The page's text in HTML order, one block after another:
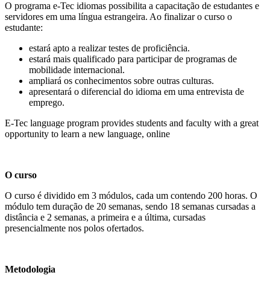
O programa e-Tec idiomas possibilita a capacitação de estudantes e
servidores em uma língua estrangeira. Ao finalizar o curso o
estudante:
estará apto a realizar testes de proficiência.
estará mais qualificado para participar de programas de
mobilidade internacional.
ampliará os conhecimentos sobre outras culturas.
apresentará o diferencial do idioma em uma entrevista de
emprego.
E-Tec language program provides students and faculty with a great
opportunity to learn a new language, online
O curso
O curso é dividido em 3 módulos, cada um contendo 200 horas. O
módulo tem duração de 20 semanas, sendo 18 semanas cursadas a
distância e 2 semanas, a primeira e a última, cursadas
presencialmente nos polos ofertados.
Metodologia